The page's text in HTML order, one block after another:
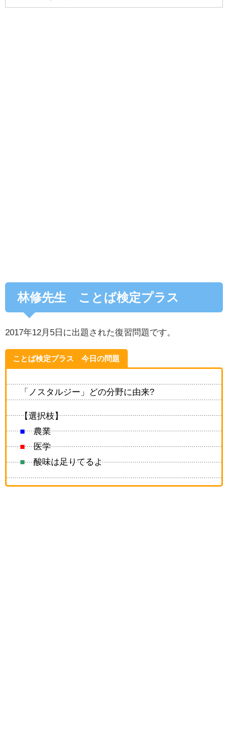
林修先生 ことば検定プラス
2017年12月5日に出題された復習問題です。
ことば検定プラス 今日の問題
「ノスタルジー」どの分野に由来?
【選択枝】
■農業
■医学
■酸味は足りてるよ